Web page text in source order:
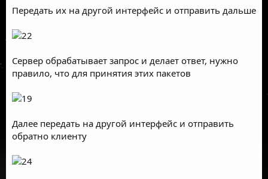
Передать их на другой интерфейс и отправить дальше
Сервер обрабатывает запрос и делает ответ, нужно
правило, что для принятия этих пакетов
Далее передать на другой интерфейс и отправить
обратно клиенту